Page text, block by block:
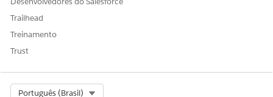
Partes seguradas
Trailhead
Treinamento
Trust
Português (Brasil)